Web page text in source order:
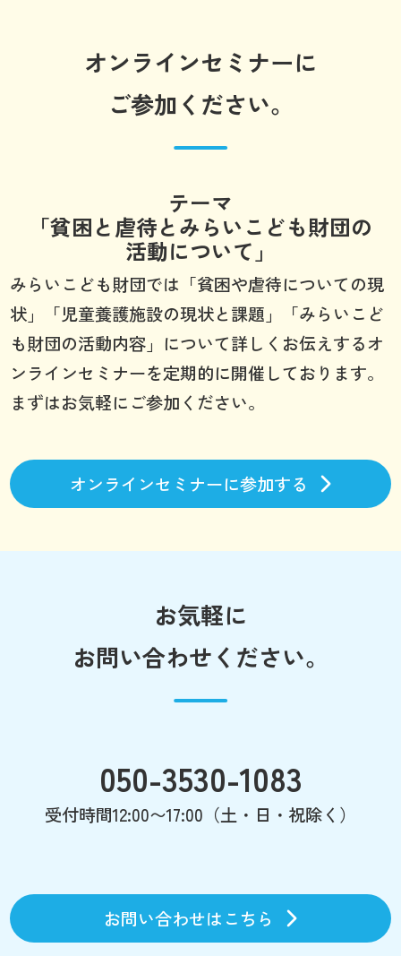
オンラインセミナーに
ご参加ください。
テーマ
「貧困と虐待とみらいこども財団の
活動について」
みらいこども財団では「貧困や虐待についての現
状」「児童養護施設の現状と課題」「みらいこど
も財団の活動内容」について詳しくお伝えするオ
ンラインセミナーを定期的に開催しております。
まずはお気軽にご参加ください。
オンラインセミナーに参加する
お気軽に
お問い合わせください。
050-3530-1083
受付時間12:00〜17:00（土・日・祝除く）
お問い合わせはこちら